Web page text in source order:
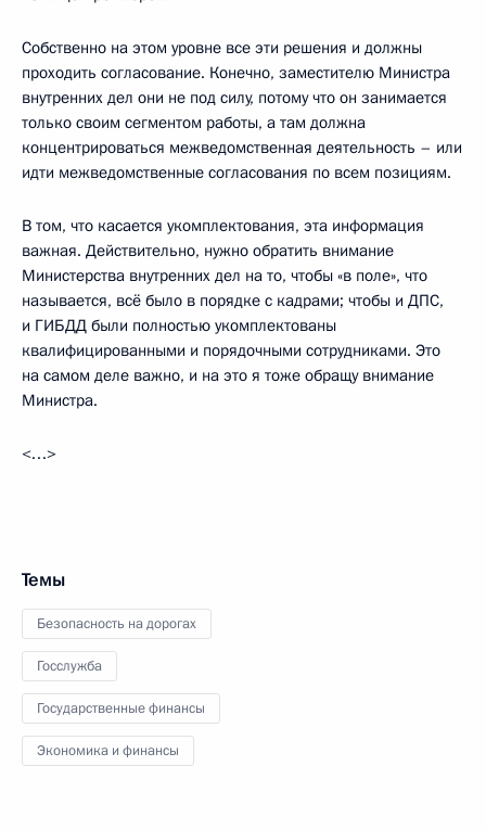
Собственно на этом уровне все эти решения и должны
проходить согласование. Конечно, заместителю Министра
внутренних дел они не под силу, потому что он занимается
только своим сегментом работы, а там должна
концентрироваться межведомственная деятельность – или
идти межведомственные согласования по всем позициям.
В том, что касается укомплектования, эта информация
важная. Действительно, нужно обратить внимание
Министерства внутренних дел на то, чтобы «в поле», что
называется, всё было в порядке с кадрами; чтобы и ДПС,
и ГИБДД были полностью укомплектованы
квалифицированными и порядочными сотрудниками. Это
на самом деле важно, и на это я тоже обращу внимание
Министра.
<…>
Темы
Безопасность на дорогах
Госслужба
Государственные финансы
Экономика и финансы